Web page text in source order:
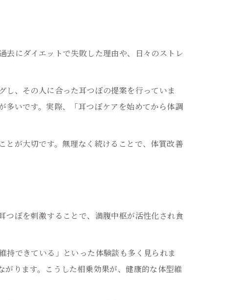
にダイエットで失敗した理由や、日々のストレ
、その人に合った耳つぼの提案を行っていま
多いです。実際、「耳つぼケアを始めてから体調
とが大切です。無理なく続けることで、体質改善
つぼを刺激することで、満腹中枢が活性化され食
できている」といった体験談も多く見られま
ります。こうした相乗効果が、健康的な体型維